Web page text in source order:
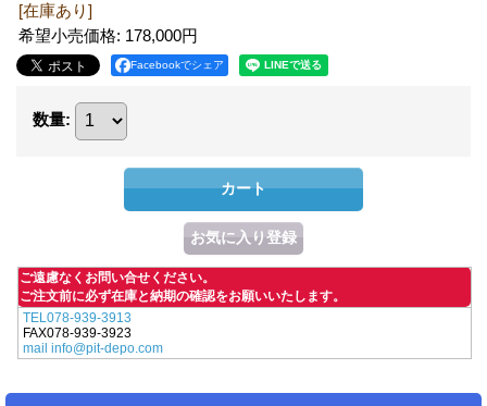
[在庫あり]
希望小売価格: 178,000円
Facebookでシェア
数量:
ご遠慮なくお問い合せください。
ご注文前に必ず在庫と納期の確認をお願いいたします。
TEL078-939-3913
FAX078-939-3923
mail info@pit-depo.com